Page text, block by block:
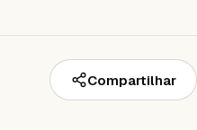
Compartilhar